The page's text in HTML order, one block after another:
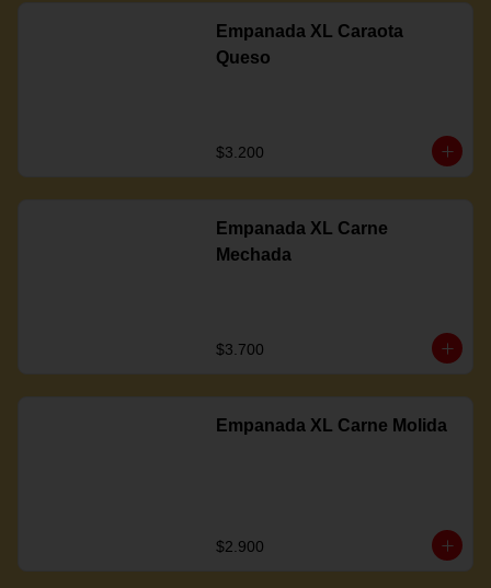
Empanada XL Caraota
Queso
$3.200
Empanada XL Carne
Mechada
$3.700
Empanada XL Carne Molida
$2.900